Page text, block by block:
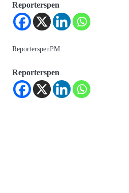
Reporterspen
ReporterspenPM…
Reporterspen